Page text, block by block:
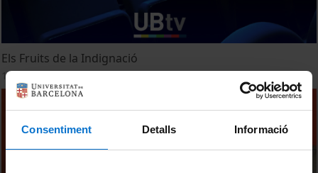
Consentiment Detalls Informació
Els Fruits de la Indignació
1 octubre, 2012